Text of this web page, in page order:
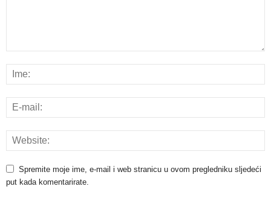
Spremite moje ime, e-mail i web stranicu u ovom pregledniku sljedeći
put kada komentarirate.